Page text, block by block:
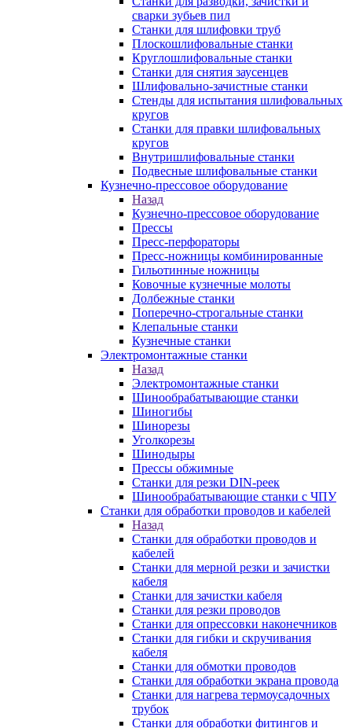
сварки зубьев пил
Станки для шлифовки труб
Плоскошлифовальные станки
Круглошлифовальные станки
Станки для снятия заусенцев
Шлифовально-зачистные станки
Стенды для испытания шлифовальных
кругов
Станки для правки шлифовальных
кругов
Внутришлифовальные станки
Подвесные шлифовальные станки
Кузнечно-прессовое оборудование
Назад
Кузнечно-прессовое оборудование
Прессы
Пресс-перфораторы
Пресс-ножницы комбинированные
Гильотинные ножницы
Ковочные кузнечные молоты
Долбежные станки
Поперечно-строгальные станки
Клепальные станки
Кузнечные станки
Электромонтажные станки
Назад
Электромонтажные станки
Шинообрабатывающие станки
Шиногибы
Шинорезы
Уголкорезы
Шинодыры
Прессы обжимные
Станки для резки DIN-реек
Шинообрабатывающие станки с ЧПУ
Станки для обработки проводов и кабелей
Назад
Станки для обработки проводов и
кабелей
Станки для мерной резки и зачистки
кабеля
Станки для зачистки кабеля
Станки для резки проводов
Станки для опрессовки наконечников
Станки для гибки и скручивания
кабеля
Станки для обмотки проводов
Станки для обработки экрана провода
Станки для нагрева термоусадочных
трубок
Станки для обработки фитингов и